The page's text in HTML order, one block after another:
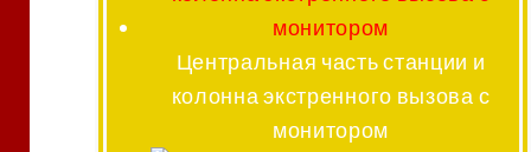
Центральная часть станции и
колонна экстренного вызова с
монитором